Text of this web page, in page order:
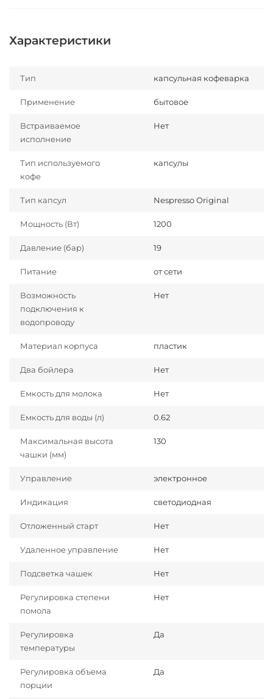
Характеристики
Тип капсульная кофеварка
Применение бытовое
Встраиваемое
исполнение
Нет
Тип используемого
кофе
капсулы
Тип капсул Nespresso Original
Мощность (Вт) 1200
Давление (бар) 19
Питание от сети
Возможность
подключения к
водопроводу
Нет
Материал корпуса пластик
Два бойлера Нет
Емкость для молока Нет
Емкость для воды (л) 0.62
Максимальная высота
чашки (мм)
130
Управление электронное
Индикация светодиодная
Отложенный старт Нет
Удаленное управление Нет
Подсветка чашек Нет
Регулировка степени
помола
Нет
Регулировка
температуры
Да
Регулировка объема
порции
Да